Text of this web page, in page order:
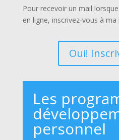
Pour recevoir un mail
en ligne, inscrivez-vous à
Oui!
Les
personnel